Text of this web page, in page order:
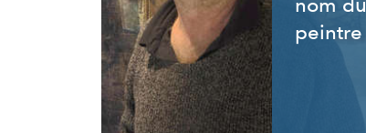
nom du
peintre